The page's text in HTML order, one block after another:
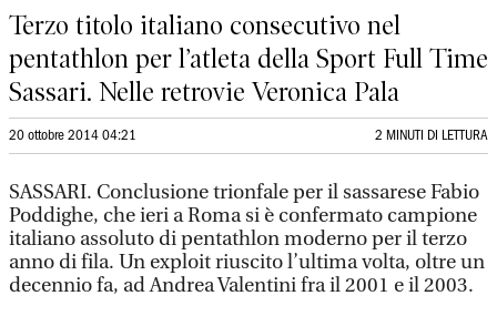
Terzo titolo italiano consecutivo nel
pentathlon per l’atleta della Sport Full Time
Sassari. Nelle retrovie Veronica Pala
20 ottobre 2014 04:21 2 MINUTI DI LETTURA
SASSARI. Conclusione trionfale per il sassarese Fabio
Poddighe, che ieri a Roma si è confermato campione
italiano assoluto di pentathlon moderno per il terzo
anno di fila. Un exploit riuscito l’ultima volta, oltre un
decennio fa, ad Andrea Valentini fra il 2001 e il 2003.